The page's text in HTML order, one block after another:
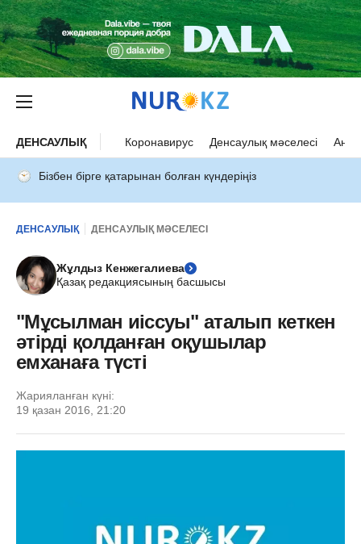
ДЕНСАУЛЫҚ Коронавирус Денсаулық мәселесі Ана
Бізбен бірге қатарынан болған күндеріңіз
ДЕНСАУЛЫҚ ДЕНСАУЛЫҚ МӘСЕЛЕСІ
Жұлдыз Кенжегалиева
Қазақ редакциясының басшысы
"Мұсылман иіссуы" аталып кеткен
әтірді қолданған оқушылар
емханаға түсті
Жарияланған күні:
19 қазан 2016, 21:20